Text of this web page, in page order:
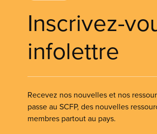
Inscrivez-
infolettre
Recevez nos nouvelles et nos
passe au SCFP, des nouvelles
membres partout au pays.